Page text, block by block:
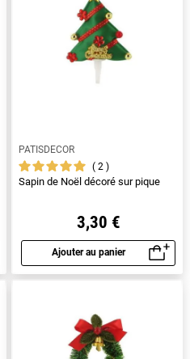
PATISDECOR
2
Sapin de Noël décoré sur pique
3,30 €
Ajouter au panier
Aperçu rapide